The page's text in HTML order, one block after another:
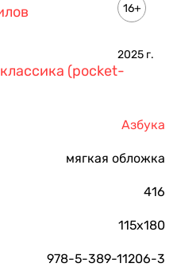
16+
2025 г.
(pocket-
Азбука
мягкая обложка
416
115х180
978-5-389-11206-3